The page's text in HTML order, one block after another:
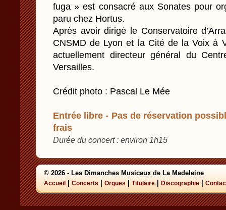
fuga » est consacré aux Sonates pour
paru chez Hortus.
Après avoir dirigé le Conservatoire
CNSMD de Lyon et la Cité de la Voix à
actuellement directeur général du
Versailles.
Crédit photo : Pascal Le Mée
Entrée libre - Pas de réservation
frais
Durée du concert : environ 1h15
© 2026 - Les Dimanches Musicaux de La Madeleine
Accueil Concerts Orgues Titulaire Discographie